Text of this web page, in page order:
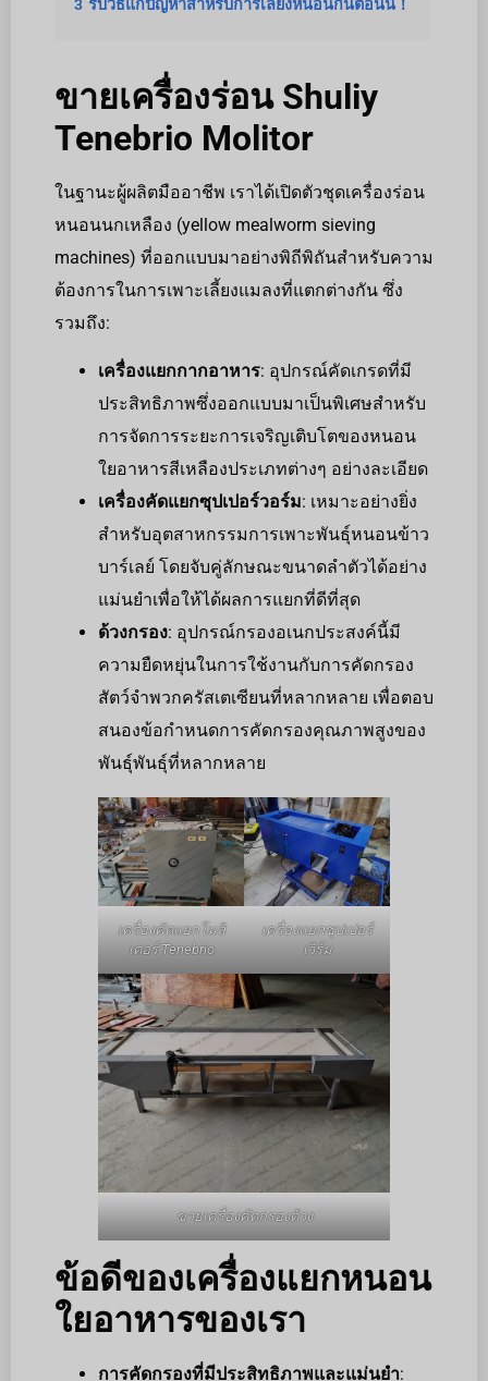
3 รับวิธีแก้ปัญหาสำหรับการเลี้ยงหนอนกินตอนนี้！
ขายเครื่องร่อน Shuliy
Tenebrio Molitor
ในฐานะผู้ผลิตมืออาชีพ เราได้เปิดตัวชุดเครื่องร่อน
หนอนนกเหลือง (yellow mealworm sieving
machines) ที่ออกแบบมาอย่างพิถีพิถันสำหรับความ
ต้องการในการเพาะเลี้ยงแมลงที่แตกต่างกัน ซึ่ง
รวมถึง:
เครื่องแยกกากอาหาร: อุปกรณ์คัดเกรดที่มี
ประสิทธิภาพซึ่งออกแบบมาเป็นพิเศษสำหรับ
การจัดการระยะการเจริญเติบโตของหนอน
ใยอาหารสีเหลืองประเภทต่างๆ อย่างละเอียด
เครื่องคัดแยกซุปเปอร์วอร์ม: เหมาะอย่างยิ่ง
สำหรับอุตสาหกรรมการเพาะพันธุ์หนอนข้าว
บาร์เลย์ โดยจับคู่ลักษณะขนาดลำตัวได้อย่าง
แม่นยำเพื่อให้ได้ผลการแยกที่ดีที่สุด
ด้วงกรอง: อุปกรณ์กรองอเนกประสงค์นี้มี
ความยืดหยุ่นในการใช้งานกับการคัดกรอง
สัตว์จำพวกครัสเตเซียนที่หลากหลาย เพื่อตอบ
สนองข้อกำหนดการคัดกรองคุณภาพสูงของ
พันธุ์พันธุ์ที่หลากหลาย
เครื่องคัดแยกโมลิ
เตอร์ Tenebrio
เครื่องแยกซุปเปอร์
เวิร์ม
ขายเครื่องคัดกรองด้วง
ข้อดีของเครื่องแยกหนอน
ใยอาหารของเรา
การคัดกรองที่มีประสิทธิภาพและแม่นยำ: